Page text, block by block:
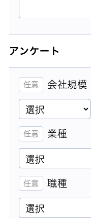
アンケート
会社規模
業種
職種